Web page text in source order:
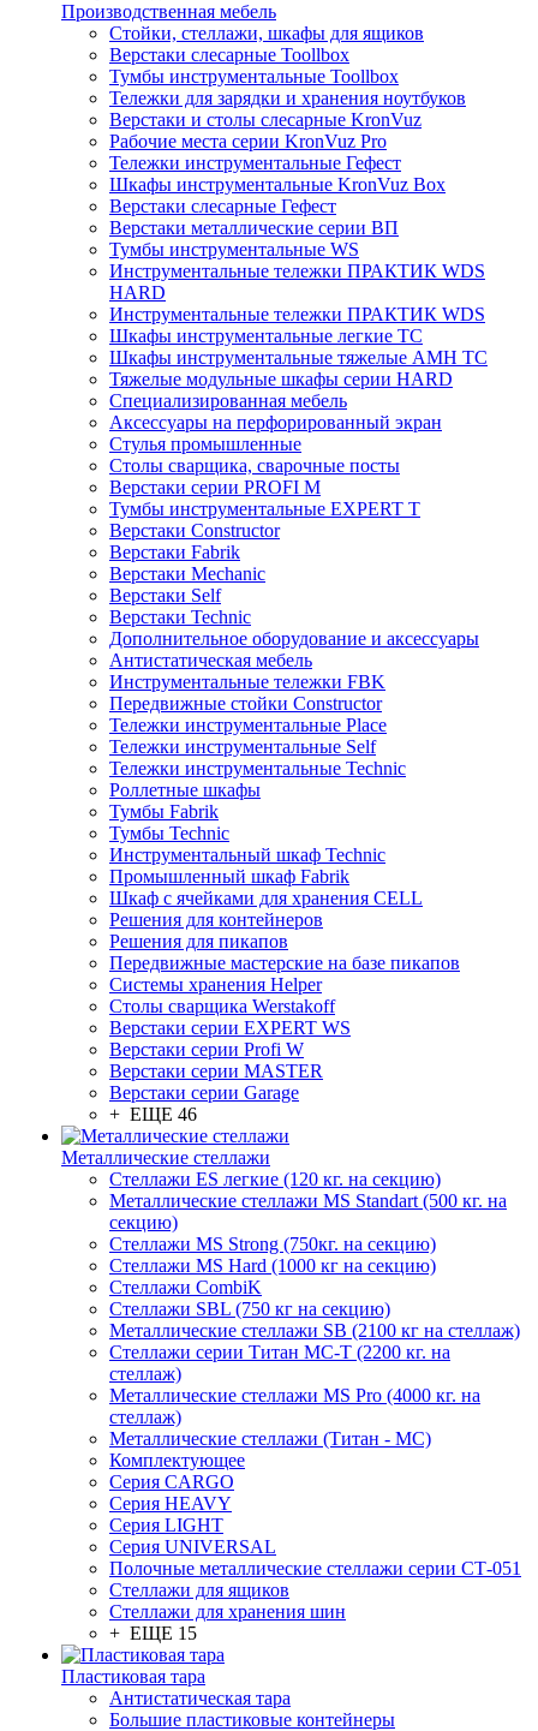
Производственная мебель
Стойки, стеллажи, шкафы для ящиков
Верстаки слесарные Toollbox
Тумбы инструментальные Toollbox
Тележки для зарядки и хранения ноутбуков
Верстаки и столы слесарные KronVuz
Рабочие места серии KronVuz Pro
Тележки инструментальные Гефест
Шкафы инструментальные KronVuz Box
Верстаки слесарные Гефест
Верстаки металлические серии ВП
Тумбы инструментальные WS
Инструментальные тележки ПРАКТИК WDS
HARD
Инструментальные тележки ПРАКТИК WDS
Шкафы инструментальные легкие ТС
Шкафы инструментальные тяжелые AMH TC
Тяжелые модульные шкафы серии HARD
Cпециализированная мебель
Аксессуары на перфорированный экран
Стулья промышленные
Столы сварщика, сварочные посты
Верстаки серии PROFI M
Тумбы инструментальные EXPERT T
Верстаки Constructor
Верстаки Fabrik
Верстаки Mechanic
Верстаки Self
Верстаки Technic
Дополнительное оборудование и аксессуары
Антистатическая мебель
Инструментальные тележки FBK
Передвижные стойки Constructor
Тележки инструментальные Place
Тележки инструментальные Self
Тележки инструментальные Technic
Роллетные шкафы
Тумбы Fabrik
Тумбы Technic
Инструментальный шкаф Technic
Промышленный шкаф Fabrik
Шкаф с ячейками для хранения CELL
Решения для контейнеров
Решения для пикапов
Передвижные мастерские на базе пикапов
Системы хранения Helper
Столы сварщика Werstakoff
Верстаки серии EXPERT WS
Верстаки серии Profi W
Верстаки серии MASTER
Верстаки серии Garage
+ ЕЩЕ 46
Металлические стеллажи
Стеллажи ES легкие (120 кг. на секцию)
Металлические стеллажи MS Standart (500 кг. на
секцию)
Стеллажи MS Strong (750кг. на секцию)
Стеллажи MS Hard (1000 кг на секцию)
Стеллажи CombiK
Стеллажи SBL (750 кг на секцию)
Металлические стеллажи SB (2100 кг на стеллаж)
Стеллажи серии Титан МС-Т (2200 кг. на
стеллаж)
Металлические стеллажи MS Pro (4000 кг. на
стеллаж)
Металлические стеллажи (Титан - МС)
Комплектующее
Серия CARGO
Серия HEAVY
Серия LIGHT
Серия UNIVERSAL
Полочные металлические стеллажи серии СТ-051
Стеллажи для ящиков
Стеллажи для хранения шин
+ ЕЩЕ 15
Пластиковая тара
Антистатическая тара
Большие пластиковые контейнеры